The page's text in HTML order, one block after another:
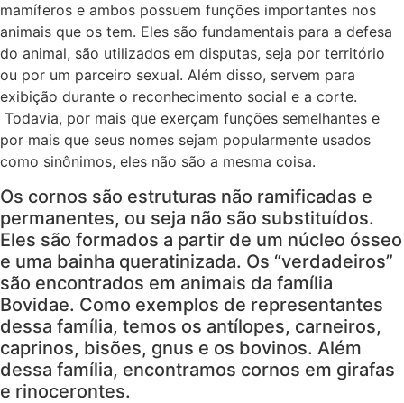
mamíferos e ambos possuem funções importantes nos
animais que os tem. Eles são fundamentais para a defesa
do animal, são utilizados em disputas, seja por território
ou por um parceiro sexual. Além disso, servem para
exibição durante o reconhecimento social e a corte.
Todavia, por mais que exerçam funções semelhantes e
por mais que seus nomes sejam popularmente usados
como sinônimos, eles não são a mesma coisa.
Os cornos são estruturas não ramificadas e
permanentes, ou seja não são substituídos.
Eles são formados a partir de um núcleo ósseo
e uma bainha queratinizada. Os “verdadeiros”
são encontrados em animais da família
Bovidae. Como exemplos de representantes
dessa família, temos os antílopes, carneiros,
caprinos, bisões, gnus e os bovinos. Além
dessa família, encontramos cornos em girafas
e rinocerontes.